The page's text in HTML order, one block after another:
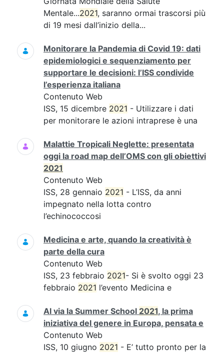
Mentale...2021, saranno ormai trascorsi più
di 19 mesi dall’inizio della...
Monitorare la Pandemia di Covid 19: dati
epidemiologici e sequenziamento per
supportare le decisioni: l’ISS condivide
l’esperienza italiana
Contenuto Web
ISS, 15 dicembre 2021 - Utilizzare i dati
per monitorare le azioni intraprese è una
Malattie Tropicali Neglette: presentata
oggi la road map dell’OMS con gli obiettivi
2021
Contenuto Web
ISS, 28 gennaio 2021 - L’ISS, da anni
impegnato nella lotta contro
l’echinococcosi
Medicina e arte, quando la creatività è
parte della cura
Contenuto Web
ISS, 23 febbraio 2021- Si è svolto oggi 23
febbraio 2021 l’evento Medicina e
Al via la Summer School 2021, la prima
iniziativa del genere in Europa, pensata e
Contenuto Web
ISS, 10 giugno 2021 - E’ tutto pronto per la